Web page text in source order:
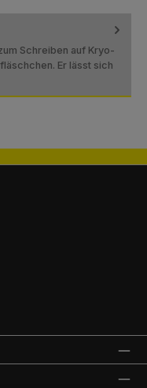
Schreiben auf Kryo-
Er lässt sich